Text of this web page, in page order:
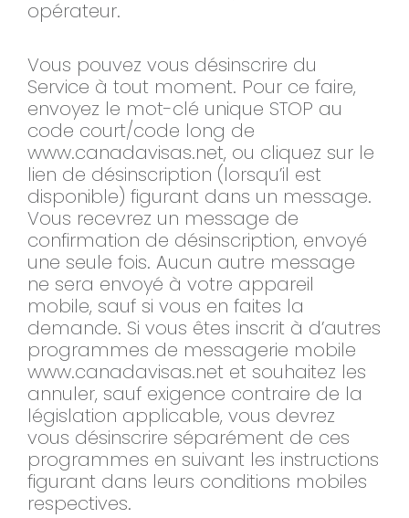
opérateur.
Vous pouvez vous désinscrire du
Service à tout moment. Pour ce faire,
envoyez le mot-clé unique STOP au
code court/code long de
www.canadavisas.net, ou cliquez sur le
lien de désinscription (lorsqu’il est
disponible) figurant dans un message.
Vous recevrez un message de
confirmation de désinscription, envoyé
une seule fois. Aucun autre message
ne sera envoyé à votre appareil
mobile, sauf si vous en faites la
demande. Si vous êtes inscrit à d’autres
programmes de messagerie mobile
www.canadavisas.net et souhaitez les
annuler, sauf exigence contraire de la
législation applicable, vous devrez
vous désinscrire séparément de ces
programmes en suivant les instructions
figurant dans leurs conditions mobiles
respectives.